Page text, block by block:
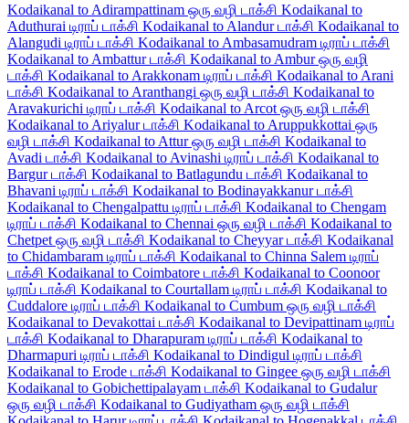
Kodaikanal to Adirampattinam ஒரு வழி டாக்சி Kodaikanal to
Aduthurai டிராப் டாக்சி Kodaikanal to Alandur டாக்சி Kodaikanal to
Alangudi டிராப் டாக்சி Kodaikanal to Ambasamudram டிராப் டாக்சி
Kodaikanal to Ambattur டாக்சி Kodaikanal to Ambur ஒரு வழி
டாக்சி Kodaikanal to Arakkonam டிராப் டாக்சி Kodaikanal to Arani
டாக்சி Kodaikanal to Aranthangi ஒரு வழி டாக்சி Kodaikanal to
Aravakurichi டிராப் டாக்சி Kodaikanal to Arcot ஒரு வழி டாக்சி
Kodaikanal to Ariyalur டாக்சி Kodaikanal to Aruppukkottai ஒரு
வழி டாக்சி Kodaikanal to Attur ஒரு வழி டாக்சி Kodaikanal to
Avadi டாக்சி Kodaikanal to Avinashi டிராப் டாக்சி Kodaikanal to
Bargur டாக்சி Kodaikanal to Batlagundu டாக்சி Kodaikanal to
Bhavani டிராப் டாக்சி Kodaikanal to Bodinayakkanur டாக்சி
Kodaikanal to Chengalpattu டிராப் டாக்சி Kodaikanal to Chengam
டிராப் டாக்சி Kodaikanal to Chennai ஒரு வழி டாக்சி Kodaikanal to
Chetpet ஒரு வழி டாக்சி Kodaikanal to Cheyyar டாக்சி Kodaikanal
to Chidambaram டிராப் டாக்சி Kodaikanal to Chinna Salem டிராப்
டாக்சி Kodaikanal to Coimbatore டாக்சி Kodaikanal to Coonoor
டிராப் டாக்சி Kodaikanal to Courtallam டிராப் டாக்சி Kodaikanal to
Cuddalore டிராப் டாக்சி Kodaikanal to Cumbum ஒரு வழி டாக்சி
Kodaikanal to Devakottai டாக்சி Kodaikanal to Devipattinam டிராப்
டாக்சி Kodaikanal to Dharapuram டிராப் டாக்சி Kodaikanal to
Dharmapuri டிராப் டாக்சி Kodaikanal to Dindigul டிராப் டாக்சி
Kodaikanal to Erode டாக்சி Kodaikanal to Gingee ஒரு வழி டாக்சி
Kodaikanal to Gobichettipalayam டாக்சி Kodaikanal to Gudalur
ஒரு வழி டாக்சி Kodaikanal to Gudiyatham ஒரு வழி டாக்சி